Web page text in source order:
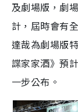
及劇場版，劇
計，屆時會有
達哉為劇場版
諜家家酒》預
一步公布。